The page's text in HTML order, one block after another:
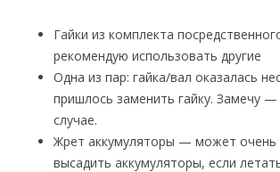
Гайки из комплекта
рекомендую использовать другие
Одна из пар: гайка/вал оказалась
пришлось заменить гайку. Замечу
случае.
Жрет аккумуляторы — может очень
высадить аккумуляторы, если